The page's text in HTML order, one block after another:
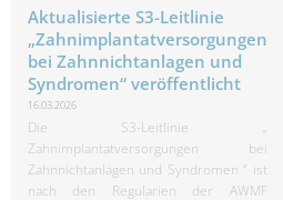
Aktualisierte S3-Leitlinie
„Zahnimplantatversorgungen
bei Zahnnichtanlagen und
Syndromen“ veröffentlicht
16.03.2026
Die S3-Leitlinie „
Zahnimplantatversorgungen bei
Zahnnichtanlagen und Syndromen “ ist
nach den Regularien der AWMF